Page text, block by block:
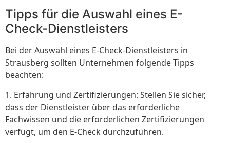
Tipps für die Auswahl eines E-
Check-Dienstleisters
Bei der Auswahl eines E-Check-Dienstleisters in
Strausberg sollten Unternehmen folgende Tipps
beachten:
1. Erfahrung und Zertifizierungen: Stellen Sie sicher,
dass der Dienstleister über das erforderliche
Fachwissen und die erforderlichen Zertifizierungen
verfügt, um den E-Check durchzuführen.